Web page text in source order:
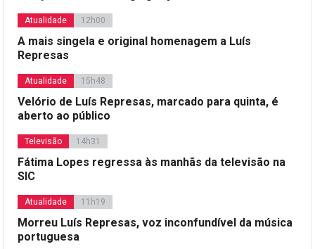
Atualidade 12h00
A mais singela e original homenagem a Luís
Represas
Atualidade 15h48
Velório de Luís Represas, marcado para quinta, é
aberto ao público
Televisão 14h31
Fátima Lopes regressa às manhãs da televisão na
SIC
Atualidade 11h19
Morreu Luís Represas, voz inconfundível da música
portuguesa